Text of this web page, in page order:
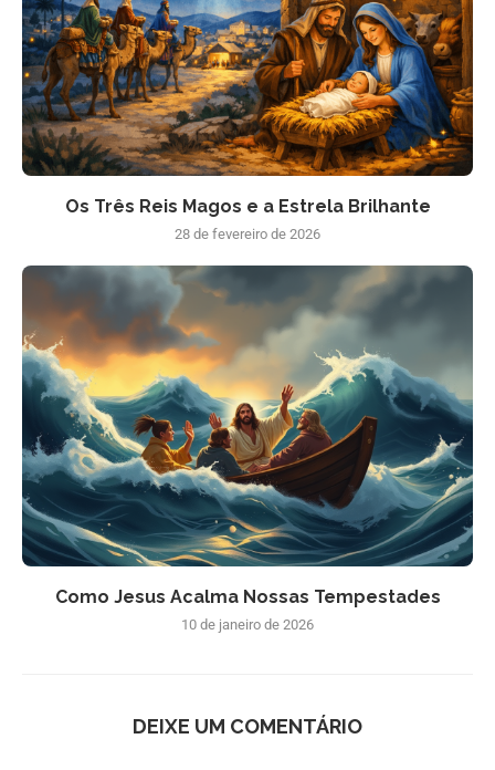
Os Três Reis Magos e a Estrela Brilhante
28 de fevereiro de 2026
Como Jesus Acalma Nossas Tempestades
10 de janeiro de 2026
DEIXE UM COMENTÁRIO